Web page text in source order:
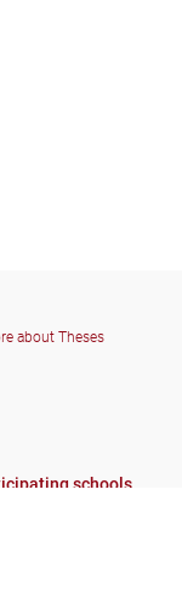
about Theses
schools